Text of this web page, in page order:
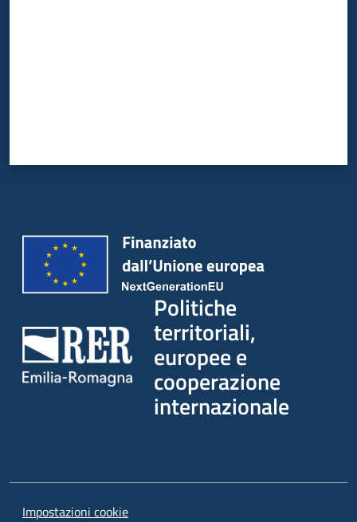
Politiche
territoriali,
europee e
cooperazione
internazionale
Impostazioni cookie